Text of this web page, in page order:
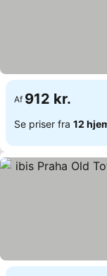
Af 912 kr.
Se priser fra 12